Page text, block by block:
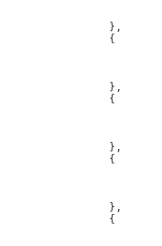
		},
		{
		},
		{
		},
		{
		},
		{